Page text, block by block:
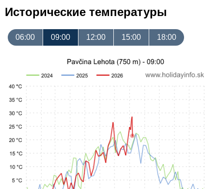
Исторические температуры
06:00 09:00 12:00 15:00 18:00